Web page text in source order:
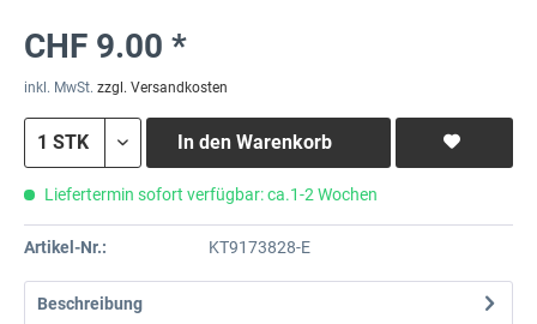
CHF 9.00 *
inkl. MwSt. zzgl. Versandkosten
In den Warenkorb
Liefertermin sofort verfügbar: ca.1-2 Wochen
Artikel-Nr.: KT9173828-E
Beschreibung